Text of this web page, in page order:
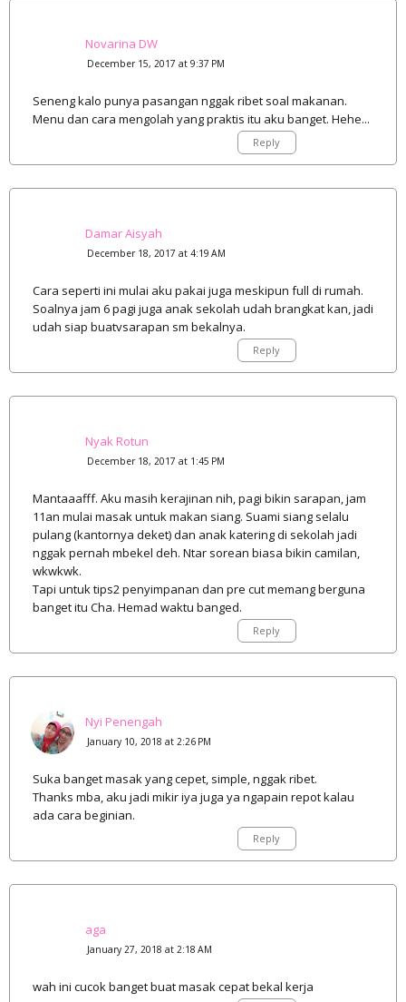
Novarina DW
December 15, 2017 at 9:37 PM
Seneng kalo punya pasangan nggak ribet soal makanan.
Menu dan cara mengolah yang praktis itu aku banget. Hehe...
Reply
Damar Aisyah
December 18, 2017 at 4:19 AM
Cara seperti ini mulai aku pakai juga meskipun full di rumah.
Soalnya jam 6 pagi juga anak sekolah udah brangkat kan, jadi
udah siap buatvsarapan sm bekalnya.
Reply
Nyak Rotun
December 18, 2017 at 1:45 PM
Mantaaafff. Aku masih kerajinan nih, pagi bikin sarapan, jam
11an mulai masak untuk makan siang. Suami siang selalu
pulang (kantornya deket) dan anak katering di sekolah jadi
nggak pernah mbekel deh. Ntar sorean biasa bikin camilan,
wkwkwk.
Tapi untuk tips2 penyimpanan dan pre cut memang berguna
banget itu Cha. Hemad waktu banged.
Reply
Nyi Penengah
January 10, 2018 at 2:26 PM
Suka banget masak yang cepet, simple, nggak ribet.
Thanks mba, aku jadi mikir iya juga ya ngapain repot kalau
ada cara beginian.
Reply
aga
January 27, 2018 at 2:18 AM
wah ini cucok banget buat masak cepat bekal kerja